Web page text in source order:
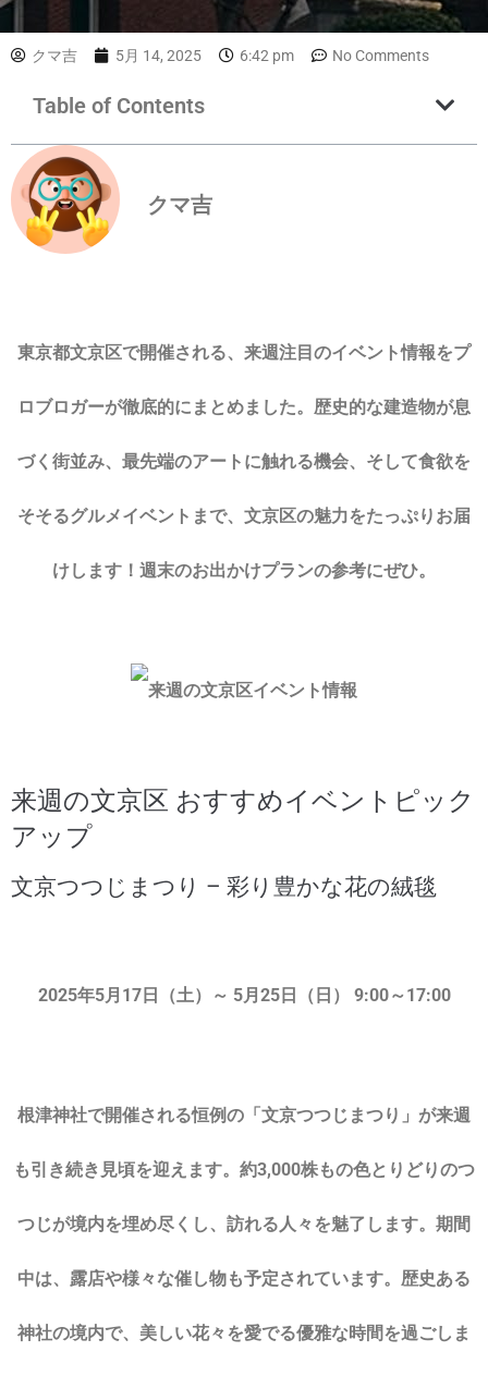
クマ吉 5月 14, 2025 6:42 pm No Comments
Table of Contents
クマ吉
東京都文京区で開催される、来週注目のイベント情報をプ
ロブロガーが徹底的にまとめました。歴史的な建造物が息
づく街並み、最先端のアートに触れる機会、そして食欲を
そそるグルメイベントまで、文京区の魅力をたっぷりお届
けします！週末のお出かけプランの参考にぜひ。
来週の文京区 おすすめイベントピック
アップ
文京つつじまつり – 彩り豊かな花の絨毯
2025年5月17日（土）～ 5月25日（日） 9:00～17:00
根津神社で開催される恒例の「文京つつじまつり」が来週
も引き続き見頃を迎えます。約3,000株もの色とりどりのつ
つじが境内を埋め尽くし、訪れる人々を魅了します。期間
中は、露店や様々な催し物も予定されています。歴史ある
神社の境内で、美しい花々を愛でる優雅な時間を過ごしま